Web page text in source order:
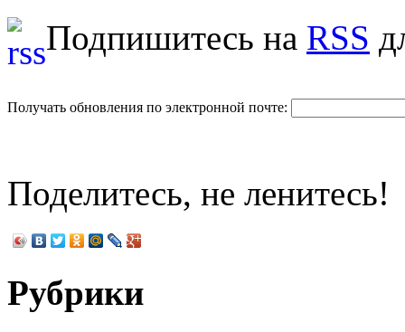
Подпишитесь на RSS
Получать обновления по электронной почте:
Поделитесь, не ленитесь!
Рубрики